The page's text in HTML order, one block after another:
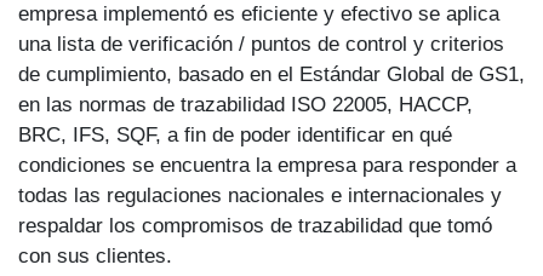
empresa implementó es eficiente y efectivo se aplica
una lista de verificación / puntos de control y criterios
de cumplimiento, basado en el Estándar Global de GS1,
en las normas de trazabilidad ISO 22005, HACCP,
BRC, IFS, SQF, a fin de poder identificar en qué
condiciones se encuentra la empresa para responder a
todas las regulaciones nacionales e internacionales y
respaldar los compromisos de trazabilidad que tomó
con sus clientes.